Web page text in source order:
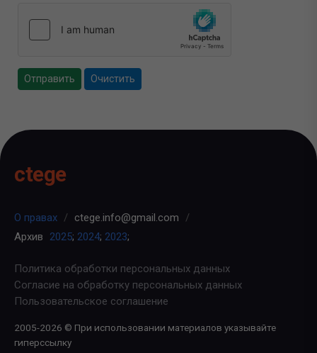
Отправить Очистить
ctege
О правах / ctege.info@gmail.com
/
Архив
2025; 2024; 2023;
Политика обработки персональных данных
Согласие на обработку персональных данных
Пользовательское соглашение
2005-2026 © При использовании материалов указывайте
гиперссылку